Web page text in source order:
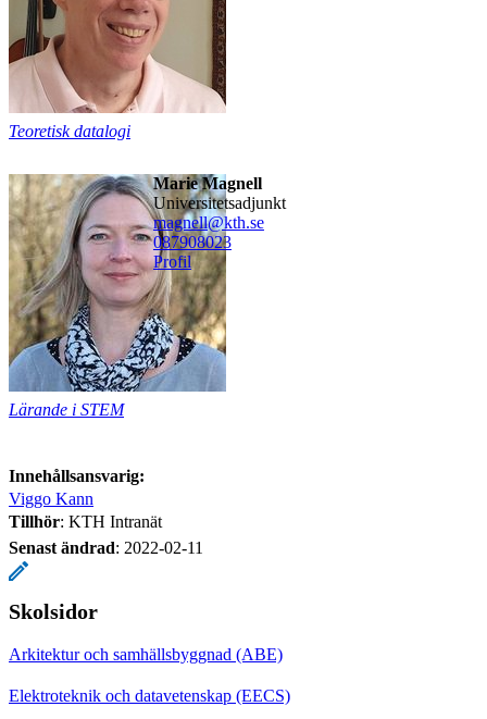
Teoretisk datalogi
Marie Magnell
universitetsadjunkt
magnell@kth.se
087908023
Profil
Lärande i STEM
Innehållsansvarig:
Viggo Kann
Tillhör: KTH Intranät
Senast ändrad: 2022-02-11
Skolsidor
Arkitektur och samhällsbyggnad (ABE)
Elektroteknik och datavetenskap (EECS)